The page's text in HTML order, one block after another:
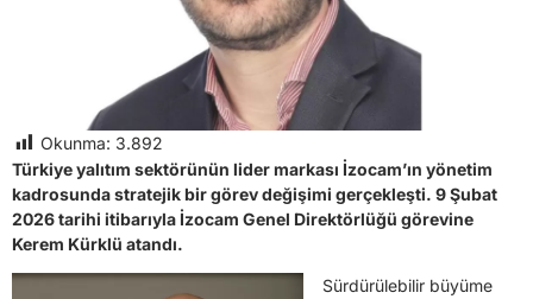
Okunma: 3.892
Türkiye yalıtım sektörünün lider markası İzocam’ın yönetim
kadrosunda stratejik bir görev değişimi gerçekleşti. 9 Şubat
2026 tarihi itibarıyla İzocam Genel Direktörlüğü görevine
Kerem Kürklü atandı.
Sürdürülebilir büyüme